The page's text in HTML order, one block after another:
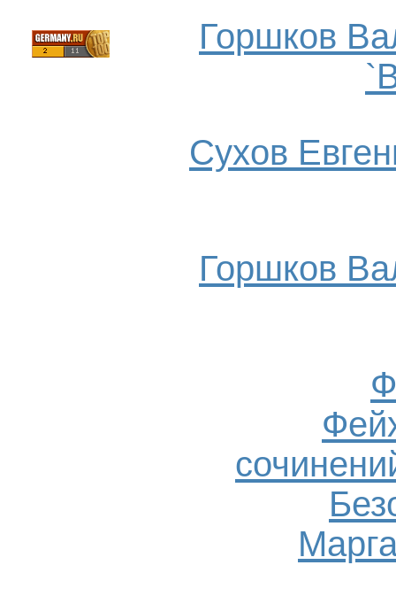
Горшков
Сухов
Горшков